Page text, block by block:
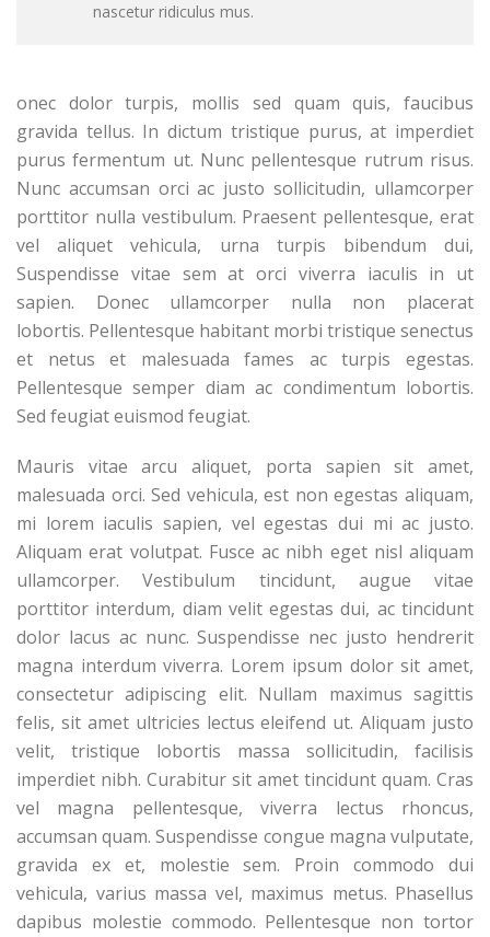
nascetur ridiculus mus.
onec dolor turpis, mollis sed quam quis, faucibus
gravida tellus. In dictum tristique purus, at imperdiet
purus fermentum ut. Nunc pellentesque rutrum risus.
Nunc accumsan orci ac justo sollicitudin, ullamcorper
porttitor nulla vestibulum. Praesent pellentesque, erat
vel aliquet vehicula, urna turpis bibendum dui,
Suspendisse vitae sem at orci viverra iaculis in ut
sapien. Donec ullamcorper nulla non placerat
lobortis. Pellentesque habitant morbi tristique senectus
et netus et malesuada fames ac turpis egestas.
Pellentesque semper diam ac condimentum lobortis.
Sed feugiat euismod feugiat.
Mauris vitae arcu aliquet, porta sapien sit amet,
malesuada orci. Sed vehicula, est non egestas aliquam,
mi lorem iaculis sapien, vel egestas dui mi ac justo.
Aliquam erat volutpat. Fusce ac nibh eget nisl aliquam
ullamcorper. Vestibulum tincidunt, augue vitae
porttitor interdum, diam velit egestas dui, ac tincidunt
dolor lacus ac nunc. Suspendisse nec justo hendrerit
magna interdum viverra. Lorem ipsum dolor sit amet,
consectetur adipiscing elit. Nullam maximus sagittis
felis, sit amet ultricies lectus eleifend ut. Aliquam justo
velit, tristique lobortis massa sollicitudin, facilisis
imperdiet nibh. Curabitur sit amet tincidunt quam. Cras
vel magna pellentesque, viverra lectus rhoncus,
accumsan quam. Suspendisse congue magna vulputate,
gravida ex et, molestie sem. Proin commodo dui
vehicula, varius massa vel, maximus metus. Phasellus
dapibus molestie commodo. Pellentesque non tortor